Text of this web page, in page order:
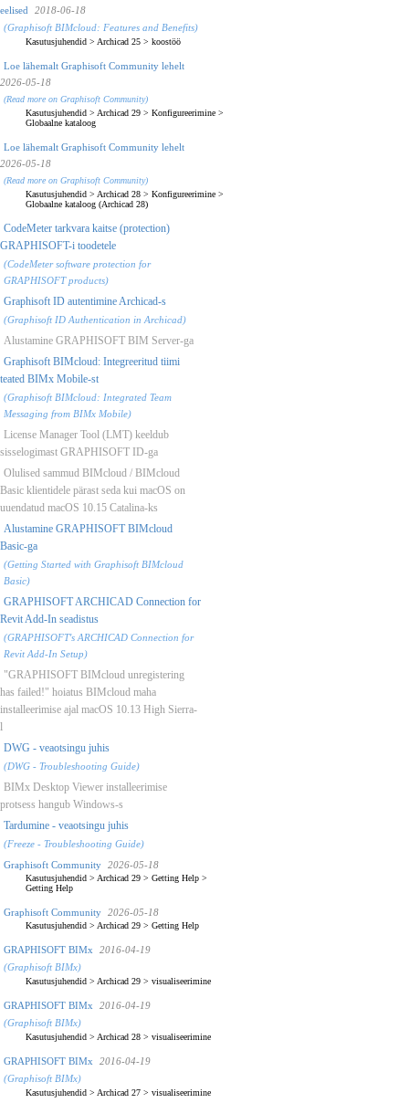
eelised
2018-06-18
(Graphisoft BIMcloud: Features and Benefits)
Kasutusjuhendid > Archicad 25 > koostöö
Loe lähemalt Graphisoft Community lehelt
2026-05-18
(Read more on Graphisoft Community)
Kasutusjuhendid > Archicad 29 > Konfigureerimine >
Globaalne kataloog
Loe lähemalt Graphisoft Community lehelt
2026-05-18
(Read more on Graphisoft Community)
Kasutusjuhendid > Archicad 28 > Konfigureerimine >
Globaalne kataloog (Archicad 28)
CodeMeter tarkvara kaitse (protection)
GRAPHISOFT-i toodetele
(CodeMeter software protection for
GRAPHISOFT products)
Graphisoft ID autentimine Archicad-s
(Graphisoft ID Authentication in Archicad)
Alustamine GRAPHISOFT BIM Server-ga
Graphisoft BIMcloud: Integreeritud tiimi
teated BIMx Mobile-st
(Graphisoft BIMcloud: Integrated Team
Messaging from BIMx Mobile)
License Manager Tool (LMT) keeldub
sisselogimast GRAPHISOFT ID-ga
Olulised sammud BIMcloud / BIMcloud
Basic klientidele pärast seda kui macOS on
uuendatud macOS 10.15 Catalina-ks
Alustamine GRAPHISOFT BIMcloud
Basic-ga
(Getting Started with Graphisoft BIMcloud
Basic)
GRAPHISOFT ARCHICAD Connection for
Revit Add-In seadistus
(GRAPHISOFT's ARCHICAD Connection for
Revit Add-In Setup)
"GRAPHISOFT BIMcloud unregistering
has failed!" hoiatus BIMcloud maha
installeerimise ajal macOS 10.13 High Sierra-
l
DWG - veaotsingu juhis
(DWG - Troubleshooting Guide)
BIMx Desktop Viewer installeerimise
protsess hangub Windows-s
Tardumine - veaotsingu juhis
(Freeze - Troubleshooting Guide)
Graphisoft Community
2026-05-18
Kasutusjuhendid > Archicad 29 > Getting Help >
Getting Help
Graphisoft Community 2026-05-18
Kasutusjuhendid > Archicad 29 > Getting Help
GRAPHISOFT BIMx
2016-04-19
(Graphisoft BIMx)
Kasutusjuhendid > Archicad 29 > visualiseerimine
GRAPHISOFT BIMx
2016-04-19
(Graphisoft BIMx)
Kasutusjuhendid > Archicad 28 > visualiseerimine
GRAPHISOFT BIMx
2016-04-19
(Graphisoft BIMx)
Kasutusjuhendid > Archicad 27 > visualiseerimine